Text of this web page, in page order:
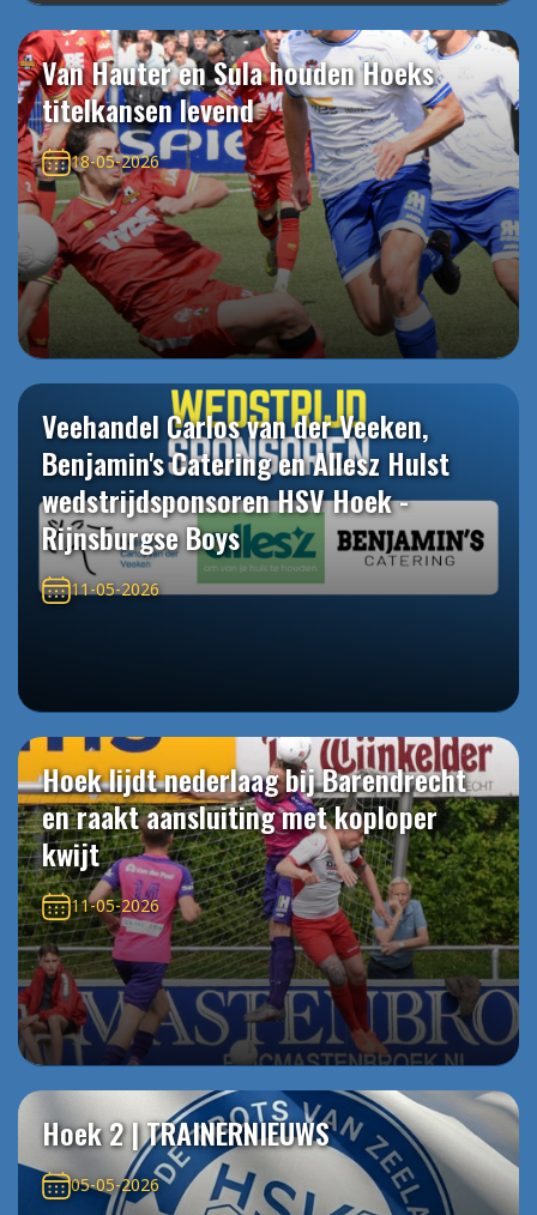
Van Hauter en Sula houden Hoeks
titelkansen levend
18-05-2026
Veehandel Carlos van der Veeken,
Benjamin's Catering en Allesz Hulst
wedstrijdsponsoren HSV Hoek -
Rijnsburgse Boys
11-05-2026
Hoek lijdt nederlaag bij Barendrecht
en raakt aansluiting met koploper
kwijt
11-05-2026
Hoek 2 | TRAINERNIEUWS
05-05-2026